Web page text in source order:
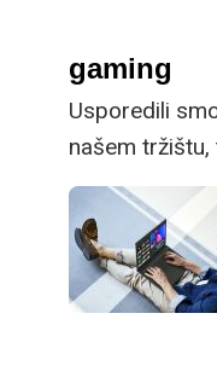
gaming
Usporedili
našem
optimizirali
Barceloni...